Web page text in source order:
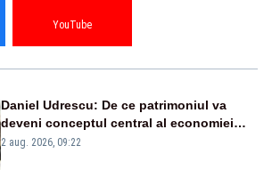
YouTube
Daniel Udrescu: De ce patrimoniul va
deveni conceptul central al economiei
viitoare?
2 aug. 2026, 09:22